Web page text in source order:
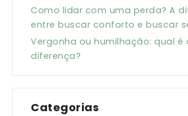
Como lidar com uma perda? A
entre buscar conforto e buscar
Vergonha ou humilhação: qual é
diferença?
Categorias